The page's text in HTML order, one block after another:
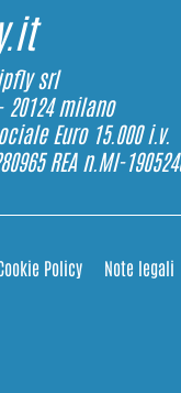
srl
milano
Euro 15.000 i.v.
REA n.MI-
Policy Note legali